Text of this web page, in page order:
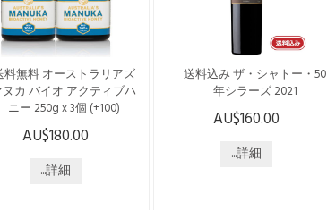
す。 ※マンゴーは生もので
すので、発送時期が変更に
なる可能性があります ※年
末年始は配送がございませ
※住所記載間...
すので、発送時期が変更に
なる可能性があります ※年
末年始は配送がございませ
ん ※住所記載間...
料無料 オーストラリアズ
ヌカ バイオ アクティブハ
ニー 250g x 3個 (+100)
こちらの商品は日本国内発
ございます。 --------------------
AU$180.00
...詳細
送料込み ザ・シャトー・50
年シラーズ 2021
こちらの商品は日本国内発
ございます。 オーストラリ
AU$160.00
...詳細